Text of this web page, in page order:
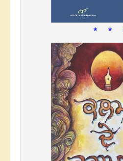
* *